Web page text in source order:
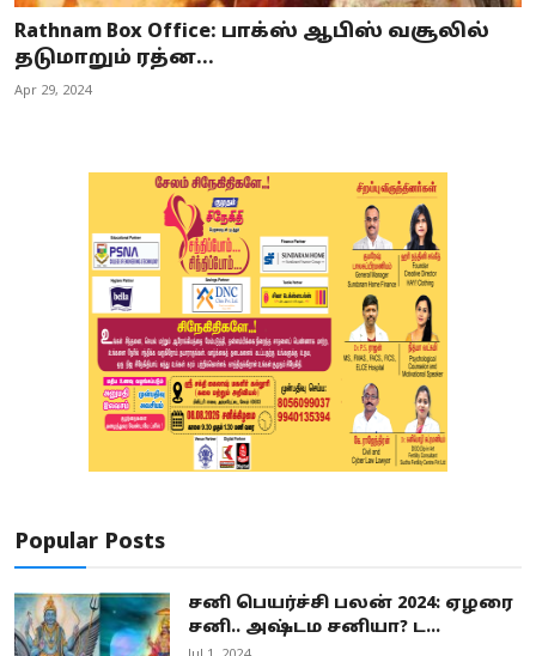
Rathnam Box Office: பாக்ஸ் ஆபிஸ் வசூலில்
தடுமாறும் ரத்ன...
Apr 29, 2024
Popular Posts
சனி பெயர்ச்சி பலன் 2024: ஏழரை
சனி.. அஷ்டம சனியா? ட...